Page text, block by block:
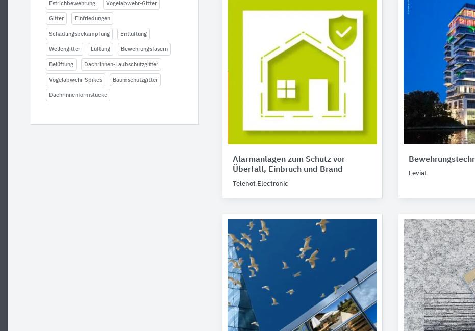
Estrichbewehrung Vogelabwehr-Gitter
Gitter Einfriedungen
Schädlingsbekämpfung Entlüftung
Wellengitter Lüftung Bewehrungsfasern
Belüftung Dachrinnen-Laubschutzgitter
Vogelabwehr-Spikes Baumschutzgitter
Dachrinnenformstücke
Alarmanlagen zum Schutz vor
Überfall, Einbruch und Brand
Telenot Electronic
Leviat